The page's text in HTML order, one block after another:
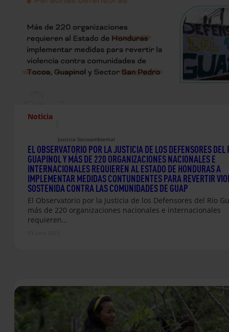
Noticia
Justicia Socioambiental
EL OBSERVATORIO POR LA JUSTICIA DE LOS DEFENSORES DEL
GUAPINOL Y MÁS DE 220 ORGANIZACIONES NACIONALES E
INTERNACIONALES REQUIEREN AL ESTADO DE HONDURAS A
IMPLEMENTAR MEDIDAS CONTUNDENTES PARA REVERTIR
SOSTENIDA CONTRA LAS COMUNIDADES DE GUAP
El Observatorio por la Justicia de los Defensores del Río
más de 220 organizaciones nacionales e internacionales
requieren…